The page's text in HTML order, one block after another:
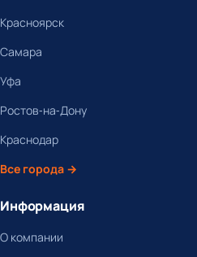
Красноярск
Самара
Уфа
Ростов-на-Дону
Краснодар
Все города →
Информация
О компании